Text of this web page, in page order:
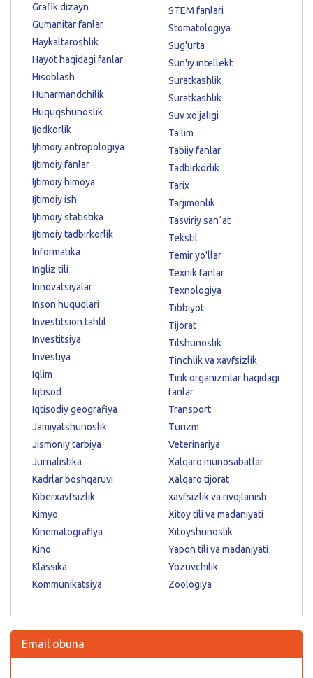
Grafik dizayn
Gumanitar fanlar
Haykaltaroshlik
Hayot haqidagi fanlar
Hisoblash
Hunarmandchilik
Huquqshunoslik
Ijodkorlik
Ijtimoiy antropologiya
Ijtimoiy fanlar
Ijtimoiy himoya
Ijtimoiy ish
Ijtimoiy statistika
Ijtimoiy tadbirkorlik
Informatika
Ingliz tili
Innovatsiyalar
Inson huquqlari
Investitsion tahlil
Investitsiya
Investiya
Iqlim
Iqtisod
Iqtisodiy geografiya
Jamiyatshunoslik
Jismoniy tarbiya
Jurnalistika
Kadrlar boshqaruvi
Kiberxavfsizlik
Kimyo
Kinematografiya
Kino
Klassika
Kommunikatsiya
STEM fanlari
Stomatologiya
Sug'urta
Sun'iy intellekt
Suratkashlik
Suratkashlik
Suv xo'jaligi
Ta'lim
Tabiiy fanlar
Tadbirkorlik
Tarix
Tarjimonlik
Tasviriy sanʼat
Tekstil
Temir yo'llar
Texnik fanlar
Texnologiya
Tibbiyot
Tijorat
Tilshunoslik
Tinchlik va xavfsizlik
Tirik organizmlar haqidagi
fanlar
Transport
Turizm
Veterinariya
Xalqaro munosabatlar
Xalqaro tijorat
xavfsizlik va rivojlanish
Xitoy tili va madaniyati
Xitoyshunoslik
Yapon tili va madaniyati
Yozuvchilik
Zoologiya
Email obuna